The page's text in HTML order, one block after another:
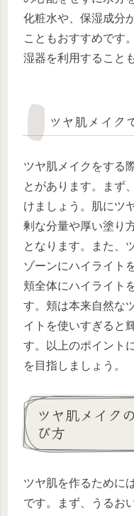
化粧水や、保湿成分
こともおすすめです
湿器を利用すること
ツヤ肌メイク
ツヤ肌メイクをする
とがあります。まず
けましょう。肌にツ
剰な分量や厚い塗り
となります。また、
ゾーンにハイライト
頬全体にハイライト
す。頬は本来自然な
イトを使いすぎると
す。以上のポイント
を目指しましょう。
ツヤ肌メイク
び方
ツヤ肌を作るために
です。まず、うるお